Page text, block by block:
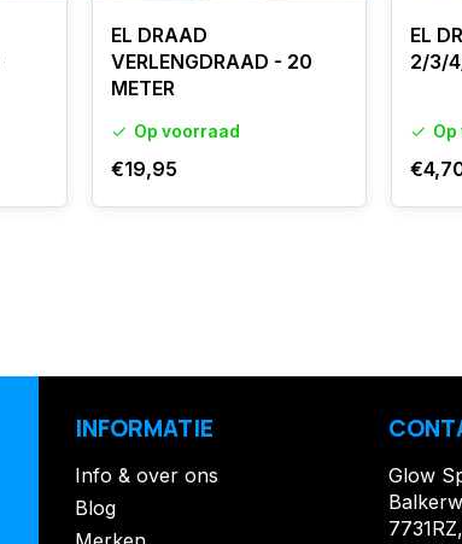
EL DRAAD
VERLENGDRAAD - 20
METER
Op voorraad
€19,95
EL
2/3/
INFORMATIE
Info & over ons
Blog
Glow